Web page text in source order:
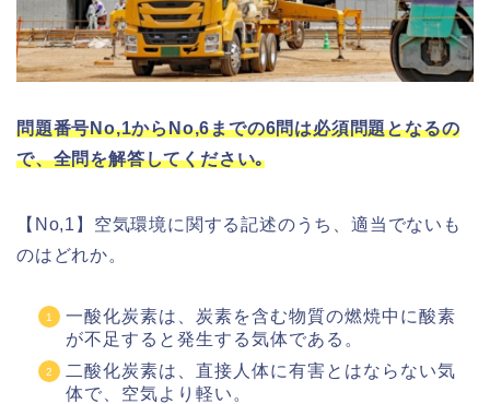
問題番号No,1からNo,6までの6問は必須問題となるの
で、全問を解答してください｡
【No,1】空気環境に関する記述のうち、適当でないも
のはどれか。
一酸化炭素は、炭素を含む物質の燃焼中に酸素
が不足すると発生する気体である。
二酸化炭素は、直接人体に有害とはならない気
体で、空気より軽い。